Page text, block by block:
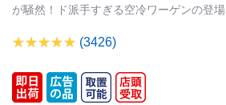
が騒然！ド派手すぎる空冷ワーゲンの登場
(3426)